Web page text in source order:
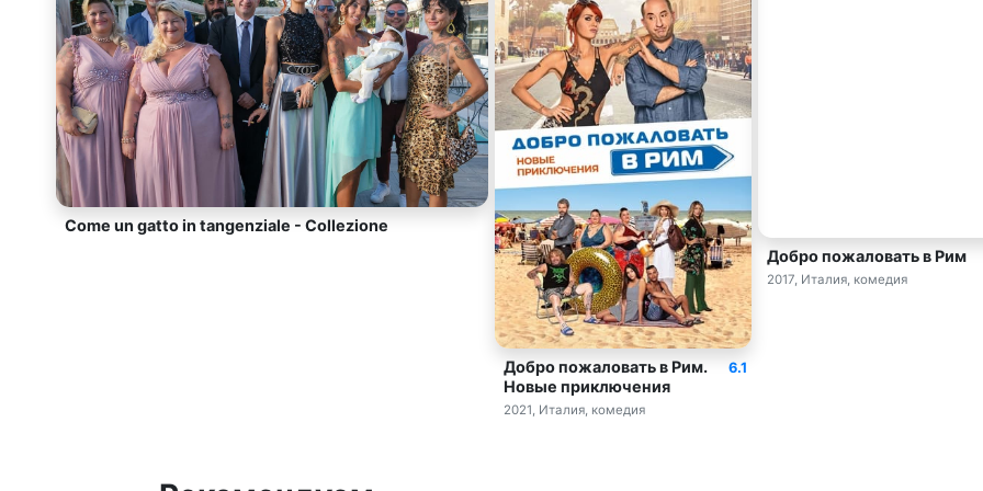
Come un gatto in tangenziale - Collezione
6.1
Добро пожаловать в Рим.
Новые приключения
2021, Италия, комедия
Добро пожаловать в Рим
2017, Италия, комедия